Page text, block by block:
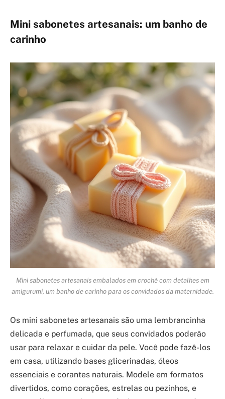
Mini sabonetes artesanais: um banho de
carinho
Mini sabonetes artesanais embalados em crochê com detalhes em
amigurumi, um banho de carinho para os convidados da maternidade.
Os mini sabonetes artesanais são uma lembrancinha
delicada e perfumada, que seus convidados poderão
usar para relaxar e cuidar da pele. Você pode fazê-los
em casa, utilizando bases glicerinadas, óleos
essenciais e corantes naturais. Modele em formatos
divertidos, como corações, estrelas ou pezinhos, e